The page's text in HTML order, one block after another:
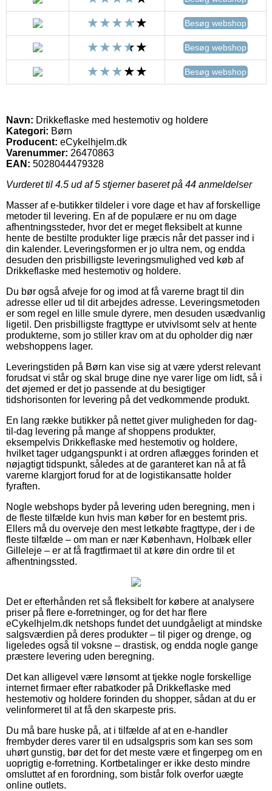
Besøg webshop
Besøg webshop
Besøg webshop
Navn: Drikkeflaske med hestemotiv og holdere
Kategori: Børn
Producent: eCykelhjelm.dk
Varenummer: 26470863
EAN: 5028044479328
Vurderet til 4.5 ud af 5 stjerner baseret på 44 anmeldelser
Masser af e-butikker tildeler i vore dage et hav af forskellige
metoder til levering. En af de populære er nu om dage
afhentningssteder, hvor det er meget fleksibelt at kunne
hente de bestilte produkter lige præcis når det passer ind i
din kalender. Leveringsformen er jo ultra nem, og endda
desuden den prisbilligste leveringsmulighed ved køb af
Drikkeflaske med hestemotiv og holdere.
Du bør også afveje for og imod at få varerne bragt til din
adresse eller ud til dit arbejdes adresse. Leveringsmetoden
er som regel en lille smule dyrere, men desuden usædvanlig
ligetil. Den prisbilligste fragttype er utvivlsomt selv at hente
produkterne, som jo stiller krav om at du opholder dig nær
webshoppens lager.
Leveringstiden på Børn kan vise sig at være yderst relevant
forudsat vi står og skal bruge dine nye varer lige om lidt, så i
det øjemed er det jo passende at du besigtiger
tidshorisonten for levering på det vedkommende produkt.
En lang række butikker på nettet giver muligheden for dag-
til-dag levering på mange af shoppens produkter,
eksempelvis Drikkeflaske med hestemotiv og holdere,
hvilket tager udgangspunkt i at ordren aflægges forinden et
nøjagtigt tidspunkt, således at de garanteret kan nå at få
varerne klargjort forud for at de logistikansatte holder
fyraften.
Nogle webshops byder på levering uden beregning, men i
de fleste tilfælde kun hvis man køber for en bestemt pris.
Ellers må du overveje den mest letkøbte fragttype, der i de
fleste tilfælde – om man er nær København, Holbæk eller
Gilleleje – er at få fragtfirmaet til at køre din ordre til et
afhentningssted.
Det er efterhånden ret så fleksibelt for købere at analysere
priser på flere e-forretninger, og for det har flere
eCykelhjelm.dk netshops fundet det uundgåeligt at mindske
salgsværdien på deres produkter – til piger og drenge, og
ligeledes også til voksne – drastisk, og endda nogle gange
præstere levering uden beregning.
Det kan alligevel være lønsomt at tjekke nogle forskellige
internet firmaer efter rabatkoder på Drikkeflaske med
hestemotiv og holdere forinden du shopper, sådan at du er
velinformeret til at få den skarpeste pris.
Du må bare huske på, at i tilfælde af at en e-handler
frembyder deres varer til en udsalgspris som kan ses som
uhørt gunstig, bør det for det meste være et fingerpeg om en
uoprigtig e-forretning. Kortbetalinger er ikke desto mindre
omsluttet af en forordning, som bistår folk overfor uægte
online outlets.